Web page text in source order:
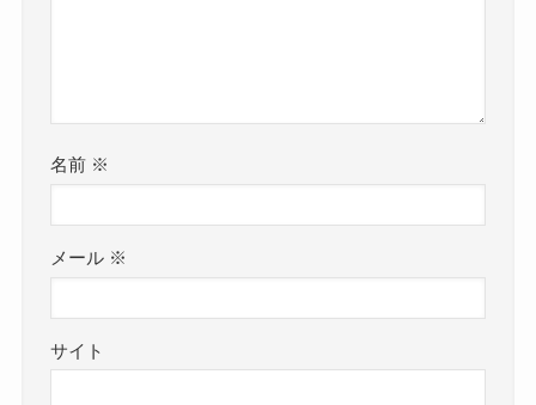
名前 ※
メール ※
サイト